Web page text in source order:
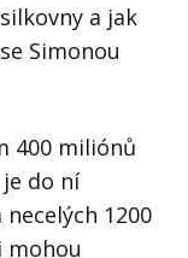
a jak
Simonou
400 miliónů
do ní
1200
mohou